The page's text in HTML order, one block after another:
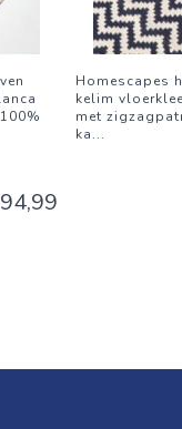
Homescapes
kelim
met
ka...